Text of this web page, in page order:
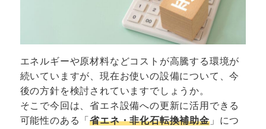
エネルギーや原材料などコストが高騰する環境が
続いていますが、現在お使いの設備について、今
後の方針を検討されていますでしょうか。
そこで今回は、省エネ設備への更新に活用できる
可能性のある「省エネ・非化石転換補助金」につ